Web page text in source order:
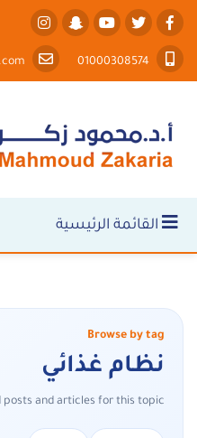
القائمة الرئيسية
Browse by tag
نظام غذائي
posts and articles for this topic.